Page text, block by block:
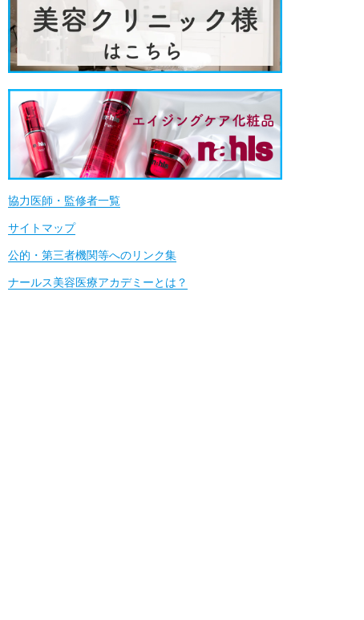
協力医師・監修者一覧
サイトマップ
公的・第三者機関等へのリンク集
ナールス美容医療アカデミーとは？